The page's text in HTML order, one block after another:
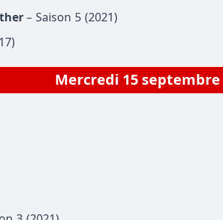
– Saison 5 (2021)
Mercredi 15 septembre